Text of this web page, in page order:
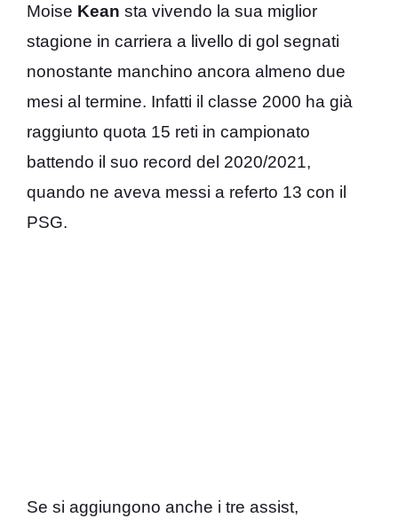
Moise Kean sta vivendo la sua miglior
stagione in carriera a livello di gol segnati
nonostante manchino ancora almeno due
mesi al termine. Infatti il classe 2000 ha già
raggiunto quota 15 reti in campionato
battendo il suo record del 2020/2021,
quando ne aveva messi a referto 13 con il
PSG.
Se si aggiungono anche i tre assist,